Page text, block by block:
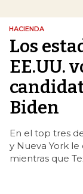
HACIENDA
Los
EE.UU.
Biden
En el top tres
y Nueva York
mientras que